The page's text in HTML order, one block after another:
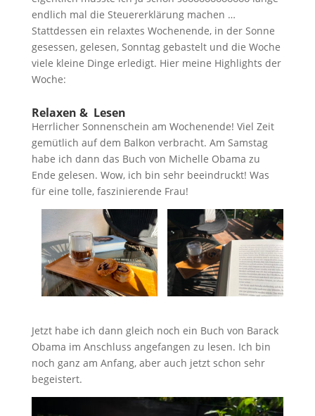
endlich mal die Steuererklärung machen …
Stattdessen ein relaxtes Wochenende, in der Sonne
gesessen, gelesen, Sonntag gebastelt und die Woche
viele kleine Dinge erledigt. Hier meine Highlights der
Woche:
Relaxen & Lesen
Herrlicher Sonnenschein am Wochenende! Viel Zeit
gemütlich auf dem Balkon verbracht. Am Samstag
habe ich dann das Buch von Michelle Obama zu
Ende gelesen. Wow, ich bin sehr beeindruckt! Was
für eine tolle, faszinierende Frau!
Jetzt habe ich dann gleich noch ein Buch von Barack
Obama im Anschluss angefangen zu lesen. Ich bin
noch ganz am Anfang, aber auch jetzt schon sehr
begeistert.